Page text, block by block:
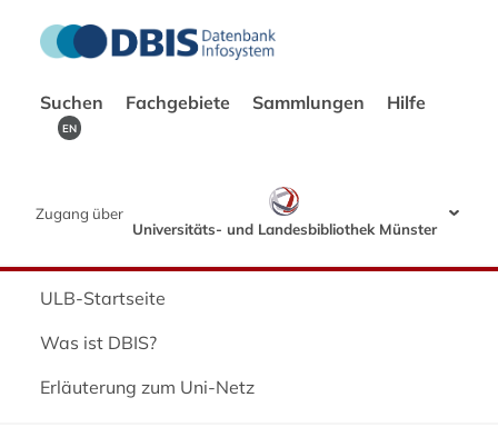
Suchen Fachgebiete Sammlungen Hilfe
EN
Zugang über
Universitäts- und Landesbibliothek Münster
ULB-Startseite
Was ist DBIS?
Erläuterung zum Uni-Netz